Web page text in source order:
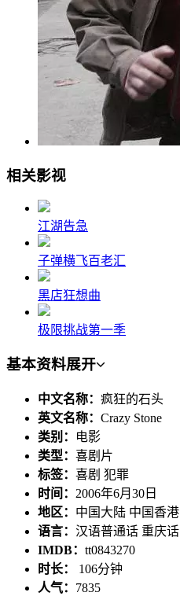
相关影视
江湖告急
子弹横飞百老汇
黑店狂想曲
极限挑战第一季
基本资料展开
中文名称： 疯狂的石头
英文名称： Crazy Stone
类别：
电影
类型： 喜剧片
标签： 喜剧 犯罪
时间： 2006年6月30日
地区： 中国大陆 中国香港
语言： 汉语普通话 重庆话
IMDB： tt0843270
时长： 106分钟
人气： 7835